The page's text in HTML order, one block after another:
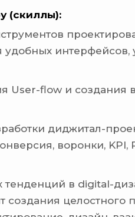
(скиллы):
удобных интерфейсов,
User-flow и создания
диджитал-
воронки, KPI,
в digital-
создания целостного